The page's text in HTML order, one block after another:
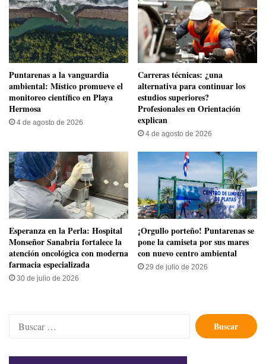
​Puntarenas a la vanguardia
ambiental: Místico promueve el
monitoreo científico en Playa
Hermosa
4 de agosto de 2026
Carreras técnicas: ¿una
alternativa para continuar los
estudios superiores?
Profesionales en Orientación
explican
4 de agosto de 2026
​Esperanza en la Perla: Hospital
Monseñor Sanabria fortalece la
atención oncológica con moderna
farmacia especializada
30 de julio de 2026
​¡Orgullo porteño! Puntarenas se
pone la camiseta por sus mares
con nuevo centro ambiental
29 de julio de 2026
Buscar: